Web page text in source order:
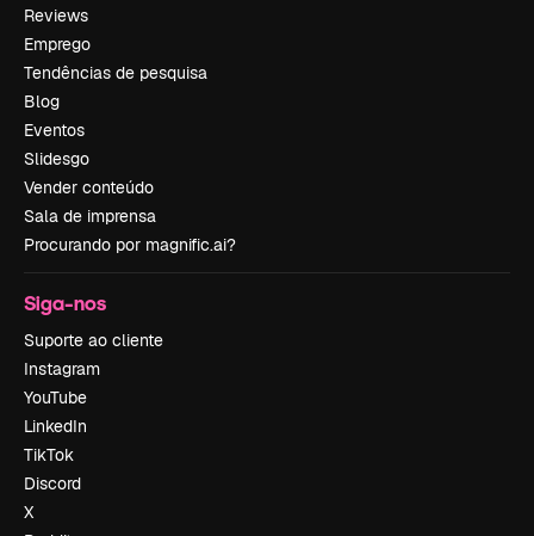
Reviews
Emprego
Tendências de pesquisa
Blog
Eventos
Slidesgo
Vender conteúdo
Sala de imprensa
Procurando por magnific.ai?
Siga-nos
Suporte ao cliente
Instagram
YouTube
LinkedIn
TikTok
Discord
X